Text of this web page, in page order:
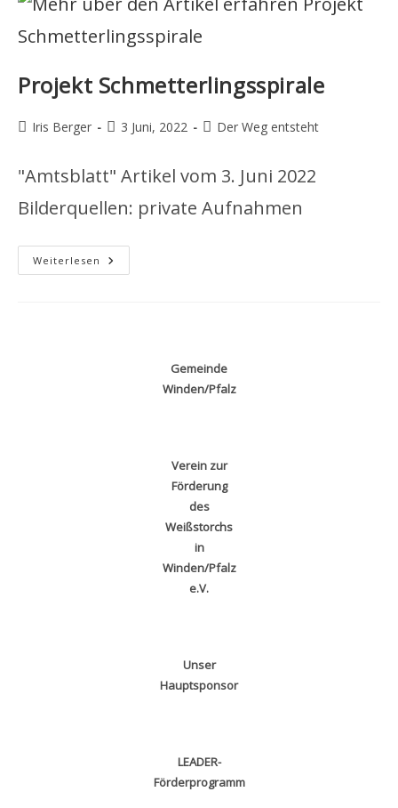
Projekt Schmetterlingsspirale
Beitrags-
Iris Berger
Beitrag
3 Juni, 2022
Beitrags-
Der Weg entsteht
"Amtsblatt" Artikel vom 3. Juni 2022
Bilderquellen: private Aufnahmen
Weiterlesen Projekt
Schmetterlingsspirale
Gemeinde
Winden/Pfalz
Verein zur
Förderung
des
Weißstorchs
in
Winden/Pfalz
e.V.
Unser
Hauptsponsor
LEADER-
Förderprogramm